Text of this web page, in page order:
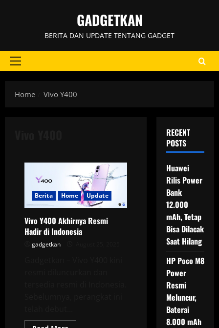
GADGETKAN
BERITA DAN UPDATE TENTANG GADGET
Primary
Home
Vivo Y400
Berita Home Update
Vivo Y400 Akhirnya Resmi
Hadir di Indonesia
gadgetkan
RECENT
POSTS
Huawei
Rilis Power
Bank
12.000
mAh, Tetap
Bisa Dilacak
Saat Hilang
HP Poco M8
Power
Resmi
Meluncur,
Baterai
8.000 mAh